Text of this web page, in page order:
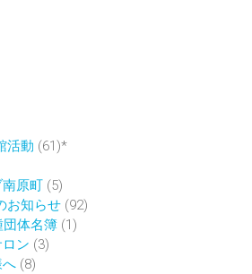
活動 (61)*
原町 (5)
お知らせ (92)
団体名簿 (1)
ン (3)
へ (8)